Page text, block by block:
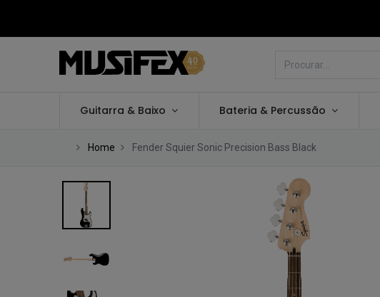
Guitarra & Baixo Bateria & Percussão
Home Fender Squier Sonic Precision Bass Black